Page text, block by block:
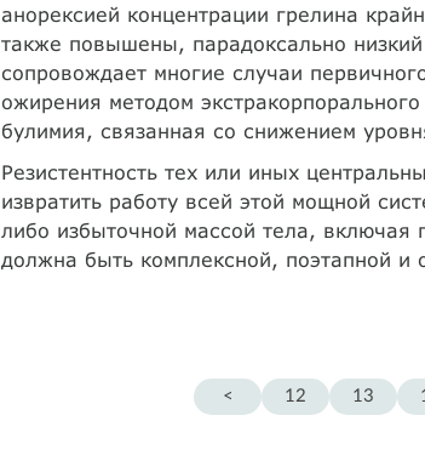
анорексией концентрации грелина
также повышены, парадоксально
сопровождает многие случаи
ожирения методом
булимия, связанная со снижением
Резистентность тех или иных
извратить работу всей этой мощной
либо избыточной массой тела,
должна быть комплексной, поэтапной и
< 12 13